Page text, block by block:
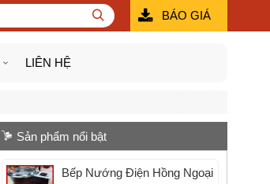
BÁO GIÁ
LIÊN HỆ
Sản phẩm nổi bật
Bếp Nướng Điện Hồng Ngoại